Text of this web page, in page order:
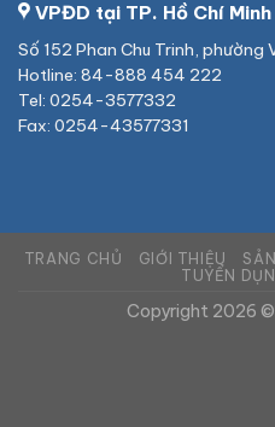
VPĐD tại TP. Hồ Chí
Số 152 Phan Chu Trinh, phường
Hotline: 84-888 454 222
Tel: 0254-3577332
Fax: 0254-43577331
TRANG CHỦ GIỚI THIỆU
TUYỂN
Copyright 2026 ©